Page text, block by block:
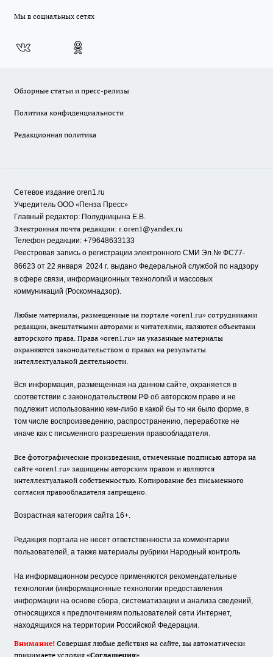
Мы в социальных сетях
Обзорные статьи и пресс-релизы
Политика конфиденциальности
Редакционная политика
Сетевое издание oren1.ru
Учредитель ООО «Пенза Пресс»
Главный редактор: Полудницына Е.В.
Электронная почта редакции: r.oren1@yandex.ru
Телефон редакции: +79648633133
Реестровая запись о регистрации электронного СМИ Эл.№ ФС77-
86623 от 22 января 2024 г. выдано Федеральной службой по надзору
в сфере связи, информационных технологий и массовых
коммуникаций (Роскомнадзор).
Любые материалы, размещенные на портале «oren1.ru» сотрудниками
редакции, внештатными авторами и читателями, являются объектами
авторского права. Права «oren1.ru» на указанные материалы
охраняются законодательством о правах на результаты
интеллектуальной деятельности.
Вся информация, размещенная на данном сайте, охраняется в
соответствии с законодательством РФ об авторском праве и не
подлежит использованию кем-либо в какой бы то ни было форме, в
том числе воспроизведению, распространению, переработке не
иначе как с письменного разрешения правообладателя.
Все фотографические произведения, отмеченные подписью автора на
сайте «oren1.ru» защищены авторским правом и являются
интеллектуальной собственностью. Копирование без письменного
согласия правообладателя запрещено.
Возрастная категория сайта 16+.
Редакция портала не несет ответственности за комментарии
пользователей, а также материалы рубрики Народный контроль
На информационном ресурсе применяются рекомендательные
технологии (информационные технологии предоставления
информации на основе сбора, систематизации и анализа сведений,
относящихся к предпочтениям пользователей сети Интернет,
находящихся на территории Российской Федерации.
Внимание! Совершая любые действия на сайте, вы автоматически
принимаете условия «Cоглашения»